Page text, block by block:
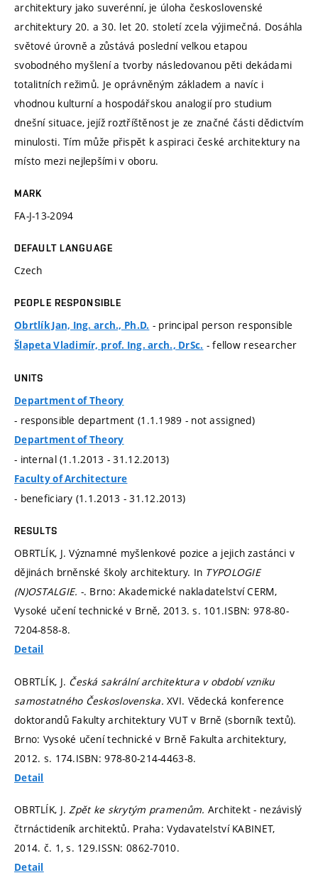
architektury jako suverénní, je úloha československé
architektury 20. a 30. let 20. století zcela výjimečná. Dosáhla
světové úrovně a zůstává poslední velkou etapou
svobodného myšlení a tvorby následovanou pěti dekádami
totalitních režimů. Je oprávněným základem a navíc i
vhodnou kulturní a hospodářskou analogií pro studium
dnešní situace, jejíž roztříštěnost je ze značné části dědictvím
minulosti. Tím může přispět k aspiraci české architektury na
místo mezi nejlepšími v oboru.
MARK
FA-J-13-2094
DEFAULT LANGUAGE
Czech
PEOPLE RESPONSIBLE
Obrtlík Jan, Ing. arch., Ph.D. - principal person responsible
Šlapeta Vladimír, prof. Ing. arch., DrSc. - fellow researcher
UNITS
Department of Theory
- responsible department (1.1.1989 - not assigned)
Department of Theory
- internal (1.1.2013 - 31.12.2013)
Faculty of Architecture
- beneficiary (1.1.2013 - 31.12.2013)
RESULTS
OBRTLÍK, J. Významné myšlenkové pozice a jejich zastánci v
dějinách brněnské školy architektury. In TYPOLOGIE
(N)OSTALGIE. -. Brno: Akademické nakladatelství CERM,
Vysoké učení technické v Brně, 2013.s. 101.ISBN: 978-80-
7204-858-8.
Detail
OBRTLÍK, J. Česká sakrální architektura v období vzniku
samostatného Československa.XVI. Vědecká konference
doktorandů Fakulty architektury VUT v Brně (sborník textů).
Brno: Vysoké učení technické v Brně Fakulta architektury,
2012. s. 174.ISBN: 978-80-214-4463-8.
Detail
OBRTLÍK, J.Zpět ke skrytým pramenům. Architekt - nezávislý
čtrnáctideník architektů. Praha: Vydavatelství KABINET,
2014. č. 1,s. 129.ISSN: 0862-7010.
Detail